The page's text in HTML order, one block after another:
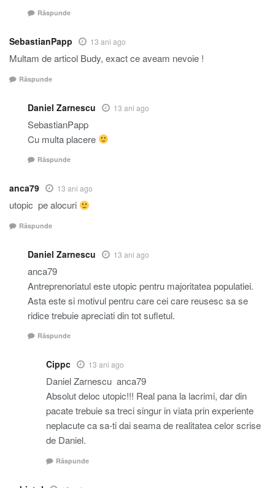
Răspunde
SebastianPapp 13 ani ago
Multam de articol Budy, exact ce aveam nevoie !
Răspunde
Daniel Zarnescu 13 ani ago
SebastianPapp
Cu multa placere
Răspunde
anca79 13 ani ago
utopic pe alocuri
Răspunde
Daniel Zarnescu 13 ani ago
anca79
Antreprenoriatul este utopic pentru majoritatea populatiei.
Asta este si motivul pentru care cei care reusesc sa se
ridice trebuie apreciati din tot sufletul.
Răspunde
Cippc 13 ani ago
Daniel Zarnescu anca79
Absolut deloc utopic!!! Real pana la lacrimi, dar din
pacate trebuie sa treci singur in viata prin experiente
neplacute ca sa-ti dai seama de realitatea celor scrise
de Daniel.
Răspunde